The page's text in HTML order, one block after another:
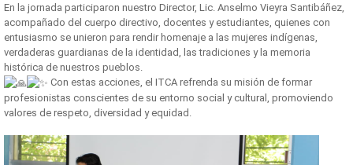
En la jornada participaron nuestro Director, Lic. Anselmo Vieyra Santibáñez,
acompañado del cuerpo directivo, docentes y estudiantes, quienes con
entusiasmo se unieron para rendir homenaje a las mujeres indígenas,
verdaderas guardianas de la identidad, las tradiciones y la memoria
histórica de nuestros pueblos.
Con estas acciones, el ITCA refrenda su misión de formar
profesionistas conscientes de su entorno social y cultural, promoviendo
valores de respeto, diversidad y equidad.